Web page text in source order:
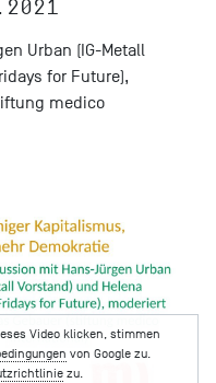
Urban (IG-Metall
for Future),
medico
Video klicken, stimmen
von Google zu.
zu.